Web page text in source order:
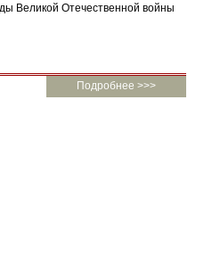
Великой Отечественной войны
Подробнее >>>